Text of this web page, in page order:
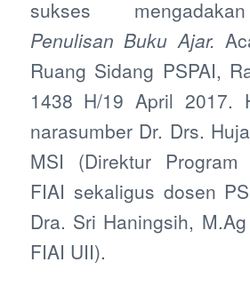
sukses
Penulisan Buku Ajar.
Ruang Sidang PSPAI,
1438 H/19 April 2017.
narasumber Dr. Drs.
MSI (Direktur Program
FIAI sekaligus dosen
Dra. Sri Haningsih,
FIAI UII).